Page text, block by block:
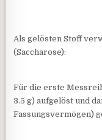
Als gelösten Stoff
(Saccharose):
Für die erste
3.5 g) aufgelöst und
Fassungsvermögen)